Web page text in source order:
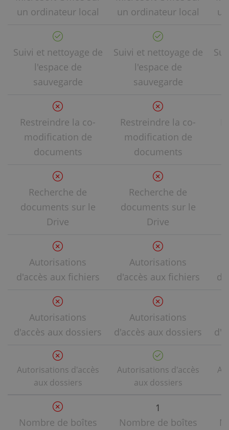
un ordinateur local
un ordinateur local
Suivi et nettoyage de
l'espace de
sauvegarde
Suivi et nettoyage de
l'espace de
sauvegarde
Restreindre la co-
modification de
documents
Restreindre la co-
modification de
documents
Recherche de
documents sur le
Drive
Recherche de
documents sur le
Drive
Autorisations
d'accès aux fichiers
Autorisations
d'accès aux fichiers
Autorisations
d'accès aux dossiers
Autorisations
d'accès aux dossiers
Autorisations d'accès
aux dossiers
Autorisations d'accès
aux dossiers
Nombre de boîtes
1
Nombre de boîtes